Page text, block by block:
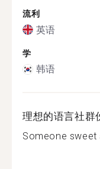
流利
英语
学
韩语
理想的语言社群
Someone sweet